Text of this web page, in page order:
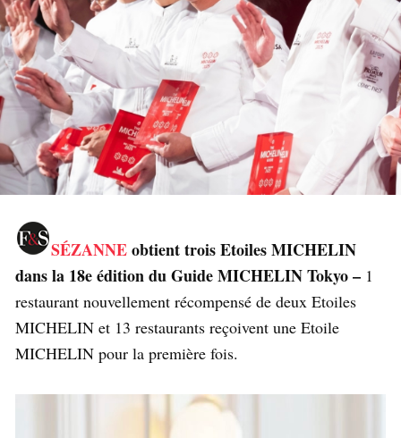
SÉZANNEobtient trois Etoiles MICHELIN
dans la 18e édition du Guide MICHELIN Tokyo – 1
restaurant nouvellement récompensé de deux Etoiles
MICHELIN et 13 restaurants reçoivent une Etoile
MICHELIN pour la première fois.